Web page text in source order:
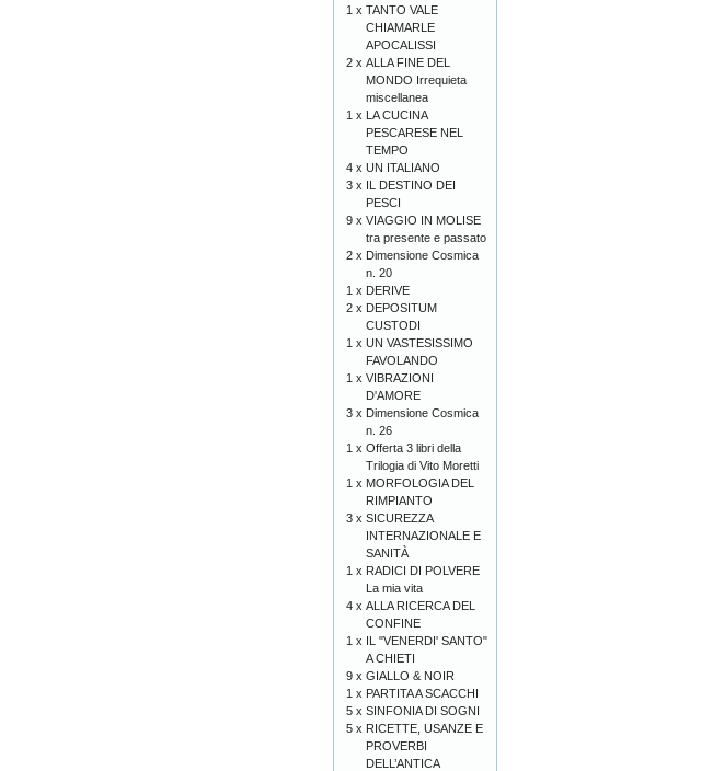
1 x TANTO VALE
CHIAMARLE
APOCALISSI
2 x ALLA FINE DEL
MONDO Irrequieta
miscellanea
1 x LA CUCINA
PESCARESE NEL
TEMPO
4 x UN ITALIANO
3 x IL DESTINO DEI
PESCI
9 x VIAGGIO IN MOLISE
tra presente e passato
2 x Dimensione Cosmica
n. 20
1 x DERIVE
2 x DEPOSITUM
CUSTODI
1 x UN VASTESISSIMO
FAVOLANDO
1 x VIBRAZIONI
D'AMORE
3 x Dimensione Cosmica
n. 26
1 x Offerta 3 libri della
Trilogia di Vito Moretti
1 x MORFOLOGIA DEL
RIMPIANTO
3 x SICUREZZA
INTERNAZIONALE E
SANITÀ
1 x RADICI DI POLVERE
La mia vita
4 x ALLA RICERCA DEL
CONFINE
1 x IL "VENERDI' SANTO"
A CHIETI
9 x GIALLO & NOIR
1 x PARTITA A SCACCHI
5 x SINFONIA DI SOGNI
5 x RICETTE, USANZE E
PROVERBI
DELL’ANTICA